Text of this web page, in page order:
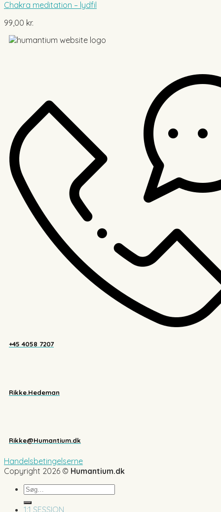
Chakra meditation – lydfil
99,00 kr.
+45 4058 7207
Rikke.Hedeman
Rikke@Humantium.dk
Handelsbetingelserne
Copyright 2026 © Humantium.dk
Søg
efter:
1:1 SESSION